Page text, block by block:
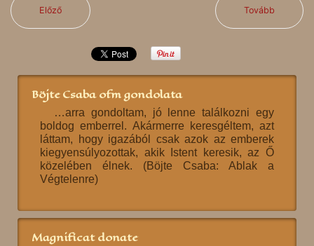
Előző Tovább
Böjte Csaba ofm gondolata
…arra gondoltam, jó lenne találkozni egy
boldog emberrel. Akármerre keresgéltem, azt
láttam, hogy igazából csak azok az emberek
kiegyensúlyozottak, akik Istent keresik, az Ő
közelében élnek. (Böjte Csaba: Ablak a
Végtelenre)
Magnificat donate